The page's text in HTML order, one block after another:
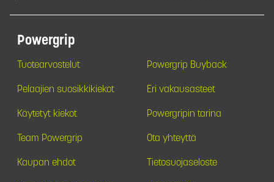
Powergrip
Tuotearvostelut Powergrip Buyback
Pelaajien suosikkikiekot Eri vakausasteet
Käytetyt kiekot Powergripin tarina
Team Powergrip Ota yhteyttä
Kaupan ehdot Tietosuojaseloste